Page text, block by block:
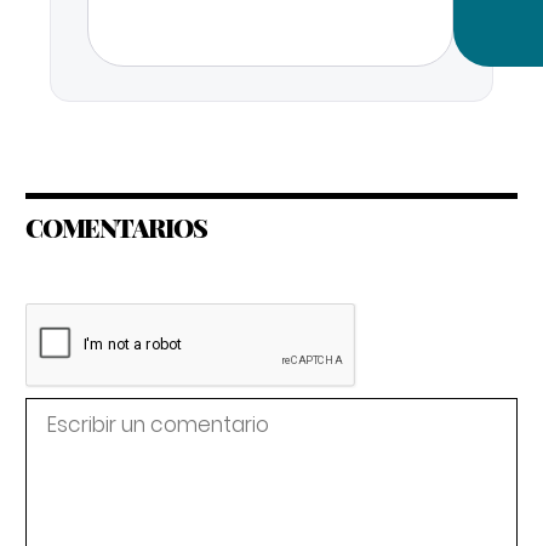
COMENTARIOS